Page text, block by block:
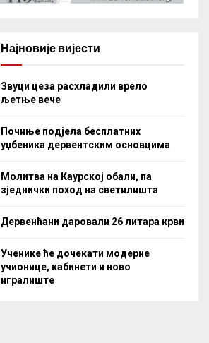
Најновије вијести
Звуци цеза расхладили врело
љетње вече
Почиње подјела бесплатних
уџбеника дервентским основцима
Молитва на Каурској обали, па
зједнички поход на светилишта
Дервенћани даровали 26 литара крви
Ученике ће дочекати модерне
учионице, кабинети и ново
игралиште